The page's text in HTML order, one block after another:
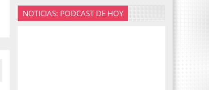
NOTICIAS: PODCAST DE HOY